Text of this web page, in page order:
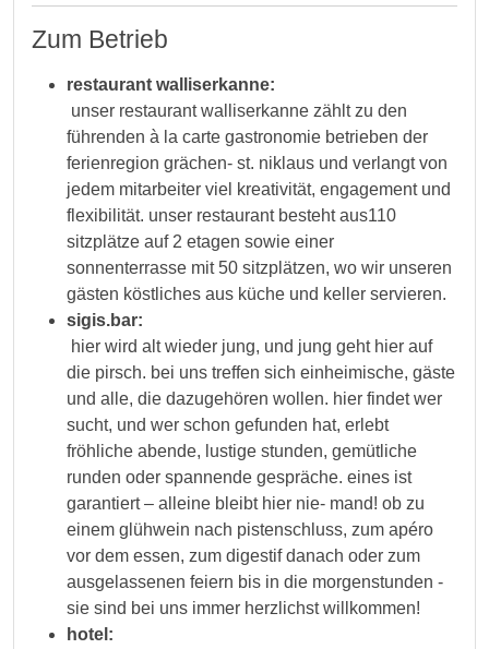
Zum Betrieb
restaurant walliserkanne:
unser restaurant walliserkanne zählt zu den
führenden à la carte gastronomie betrieben der
ferienregion grächen- st. niklaus und verlangt von
jedem mitarbeiter viel kreativität, engagement und
flexibilität. unser restaurant besteht aus110
sitzplätze auf 2 etagen sowie einer
sonnenterrasse mit 50 sitzplätzen, wo wir unseren
gästen köstliches aus küche und keller servieren.
sigis.bar:
hier wird alt wieder jung, und jung geht hier auf
die pirsch. bei uns treffen sich einheimische, gäste
und alle, die dazugehören wollen. hier findet wer
sucht, und wer schon gefunden hat, erlebt
fröhliche abende, lustige stunden, gemütliche
runden oder spannende gespräche. eines ist
garantiert – alleine bleibt hier nie- mand! ob zu
einem glühwein nach pistenschluss, zum apéro
vor dem essen, zum digestif danach oder zum
ausgelassenen feiern bis in die morgenstunden -
sie sind bei uns immer herzlichst willkommen!
hotel: